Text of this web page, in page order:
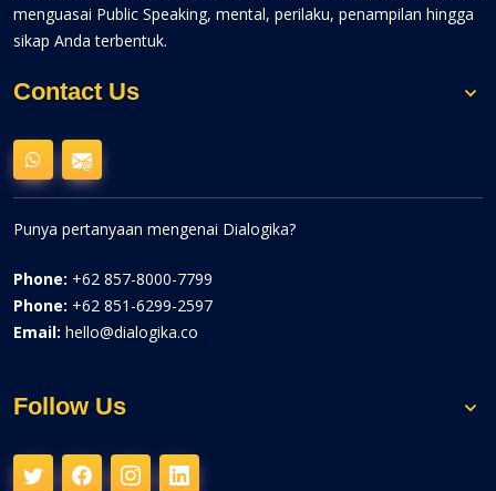
menguasai Public Speaking, mental, perilaku, penampilan hingga
sikap Anda terbentuk.
Contact Us
Punya pertanyaan mengenai Dialogika?
Phone: +62 857-8000-7799
Phone: +62 851-6299-2597
Email: hello@dialogika.co
Follow Us